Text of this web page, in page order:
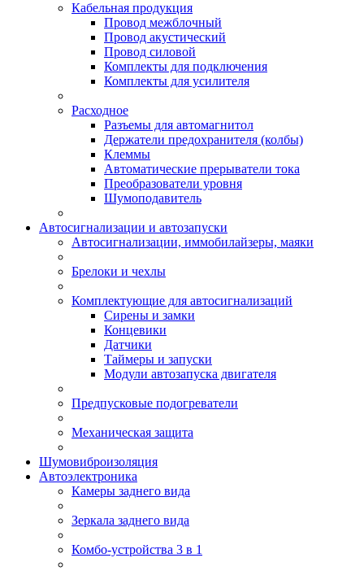
Кабельная продукция
Провод межблочный
Провод акустический
Провод силовой
Комплекты для подключения
Комплекты для усилителя
Расходное
Разъемы для автомагнитол
Держатели предохранителя (колбы)
Клеммы
Автоматические прерыватели тока
Преобразователи уровня
Шумоподавитель
Автосигнализации и автозапуски
Автосигнализации, иммобилайзеры, маяки
Брелоки и чехлы
Комплектующие для автосигнализаций
Сирены и замки
Концевики
Датчики
Таймеры и запуски
Модули автозапуска двигателя
Предпусковые подогреватели
Механическая защита
Шумовиброизоляция
Автоэлектроника
Камеры заднего вида
Зеркала заднего вида
Комбо-устройства 3 в 1